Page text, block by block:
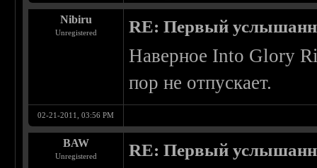
Nibiru
Unregistered RE: Первый
Наверное Into Glory
пор не отпускает.
02-21-2011, 03:56 PM
BAW
Unregistered RE: Первый